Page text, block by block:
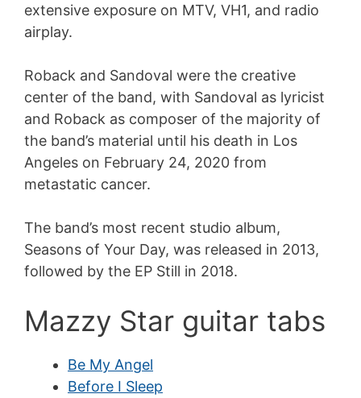
extensive exposure on MTV, VH1, and radio
airplay.
Roback and Sandoval were the creative
center of the band, with Sandoval as lyricist
and Roback as composer of the majority of
the band’s material until his death in Los
Angeles on February 24, 2020 from
metastatic cancer.
The band’s most recent studio album,
Seasons of Your Day, was released in 2013,
followed by the EP Still in 2018.
Mazzy Star guitar tabs
Be My Angel
Before I Sleep